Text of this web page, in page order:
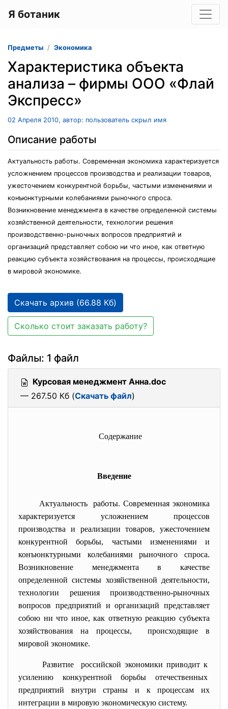
Я ботаник
Предметы Экономика
Характеристика объекта
анализа – фирмы ООО «Флай
Экспресс»
02 Апреля 2010, автор: пользователь скрыл имя
Описание работы
Актуальность работы. Современная экономика характеризуется
усложнением процессов производства и реализации товаров,
ужесточением конкурентной борьбы, частыми изменениями и
конъюнктурными колебаниями рыночного спроса.
Возникновение менеджмента в качестве определенной системы
хозяйственной деятельности, технологии решения
производственно-рыночных вопросов предприятий и
организаций представляет собою ни что иное, как ответную
реакцию субъекта хозяйствования на процессы, происходящие
в мировой экономике.
Скачать архив (66.88 Кб)
Сколько стоит заказать работу?
Файлы: 1 файл
Курсовая менеджмент Анна.doc
— 267.50 Кб (Скачать файл)
Содержание
Введение
Актуальность работы. Современная экономика
характеризуется усложнением процессов
производства и реализации товаров, ужесточением
конкурентной борьбы, частыми изменениями и
конъюнктурными колебаниями рыночного спроса.
Возникновение менеджмента в качестве
определенной системы хозяйственной деятельности,
технологии решения производственно-рыночных
вопросов предприятий и организаций представляет
собою ни что иное, как ответную реакцию субъекта
хозяйствования на процессы, происходящие в
мировой экономике.
Развитие российской экономики приводит к
усилению конкурентной борьбы отечественных
предприятий внутри страны и к процессам их
интеграции в мировую экономическую систему.